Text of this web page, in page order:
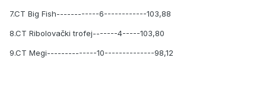
7.CT Big Fish------------6------------103,88
8.CT Ribolovački trofej-------4-----103,80
9.CT Megi--------------10--------------98,12